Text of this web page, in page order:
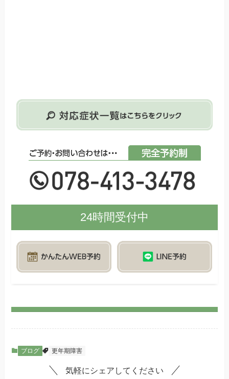
24時間受付中
ブログ 更年期障害
気軽にシェアしてください